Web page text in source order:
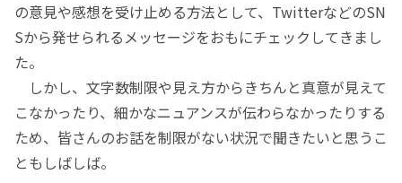
の意見や感想を受け止める方法として、TwitterなどのSN
Sから発せられるメッセージをおもにチェックしてきまし
た。
しかし、文字数制限や見え方からきちんと真意が見えて
こなかったり、細かなニュアンスが伝わらなかったりする
ため、皆さんのお話を制限がない状況で聞きたいと思うこ
ともしばしば。